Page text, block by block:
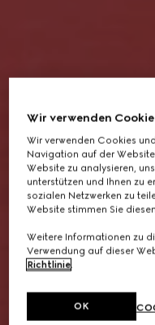
Wir verwenden
Wir verwenden Cookies
Navigation auf der
Website zu analysieren,
unterstützen und Ihnen zu
sozialen Netzwerken zu
Website stimmen Sie
Weitere Informationen zu
Verwendung auf dieser
Richtlinie.
OK